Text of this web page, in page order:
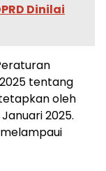
Dinilai
tentang
oleh
2025.